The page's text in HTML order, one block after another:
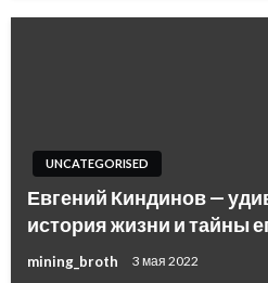
UNCATEGORISED
Евгений Киндинов —
история жизни и тайны
mining_broth 3 мая 2022